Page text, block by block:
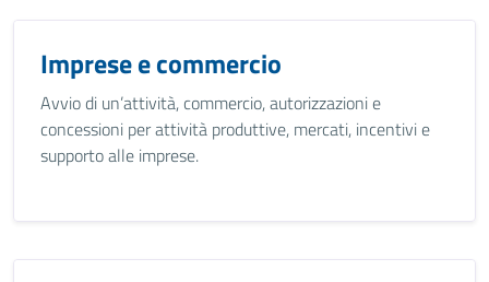
Imprese e commercio
Avvio di un’attività, commercio, autorizzazioni e
concessioni per attività produttive, mercati, incentivi e
supporto alle imprese.